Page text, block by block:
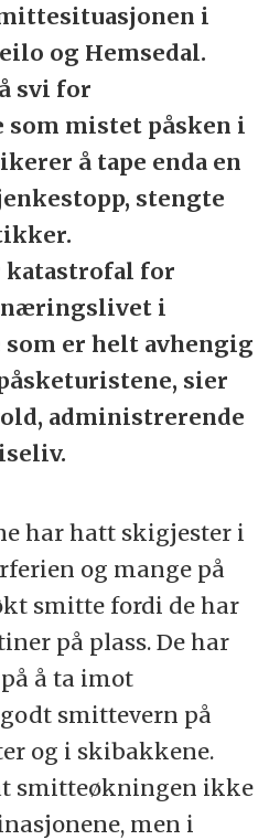
i
og Hemsedal.
svi for
som mistet påsken i
å tape enda en
stengte
katastrofal for
næringslivet i
er helt avhengig
sier
administrerende
har hatt skigjester i
og mange på
smitte fordi de har
på plass. De har
å ta imot
smittevern på
og i skibakkene.
smitteøkningen ikke
men i